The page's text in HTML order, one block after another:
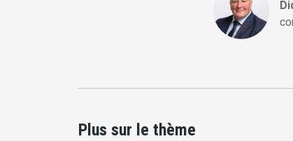
Plus sur le thème